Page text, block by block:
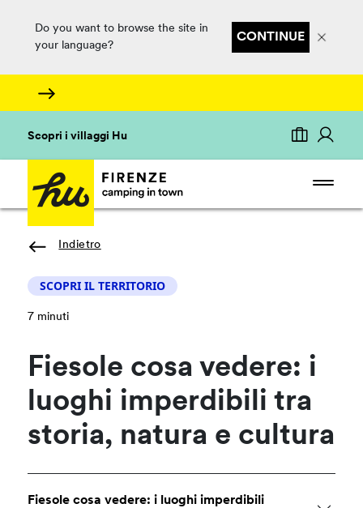
Do you want to browse the site in
your language?
CONTINUE
Scopri i villaggi Hu
Indietro
SCOPRI IL TERRITORIO
7 minuti
Fiesole cosa vedere: i
luoghi imperdibili tra
storia, natura e cultura
Fiesole cosa vedere: i luoghi imperdibili